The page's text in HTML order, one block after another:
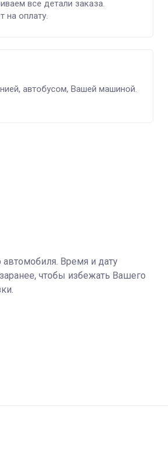
все детали заказа.
на оплату.
автобусом, Вашей машиной.
автомобиля. Время и дату
чтобы избежать Вашего